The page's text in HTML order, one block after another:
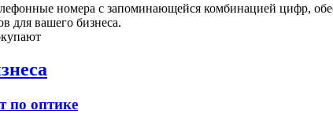
номера с запоминающейся комбинацией цифр,
для вашего бизнеса.
по оптике